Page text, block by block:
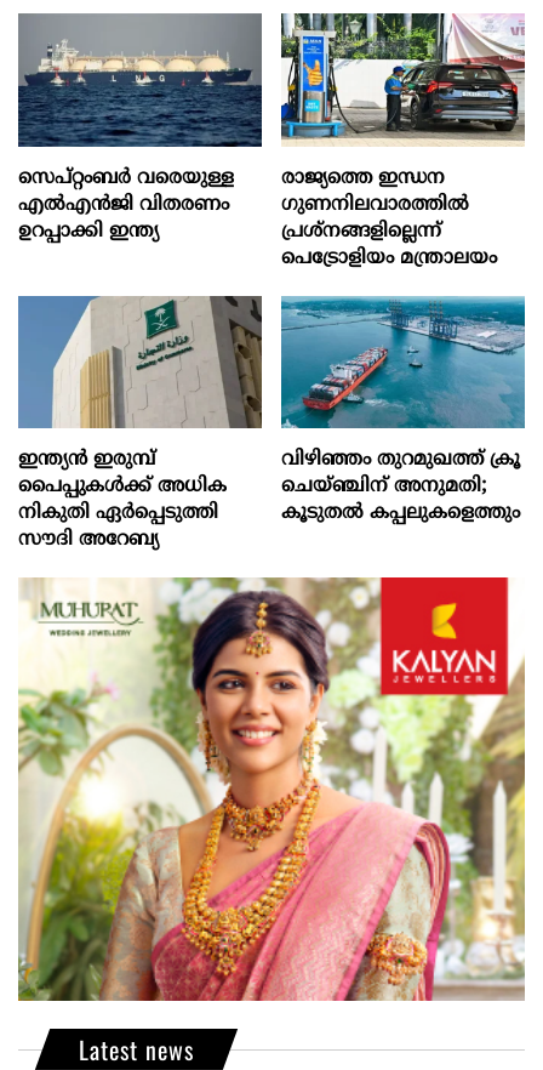
സെപ്റ്റംബർ വരെയുള്ള
എൽഎൻജി വിതരണം
ഉറപ്പാക്കി ഇന്ത്യ
രാജ്യത്തെ ഇന്ധന
ഗുണനിലവാരത്തില്‍
പ്രശ്‌നങ്ങളില്ലെന്ന്
പെട്രോളിയം മന്ത്രാലയം
ഇന്ത്യൻ ഇരുമ്പ്
പൈപ്പുകൾക്ക് അധിക
നികുതി ഏർപ്പെടുത്തി
സൗദി അറേബ്യ
വിഴിഞ്ഞം തുറമുഖത്ത് ക്രൂ
ചെയ്ഞ്ചിന് അനുമതി;
കൂടുതൽ കപ്പലുകളെത്തും
Latest news